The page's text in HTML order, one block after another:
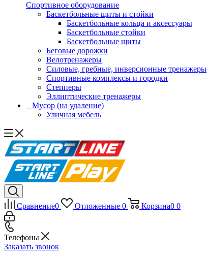
Спортивное оборудование
Баскетбольные щиты и стойки
Баскетбольные кольца и аксессуары
Баскетбольные стойки
Баскетбольные щиты
Беговые дорожки
Велотренажеры
Силовые, гребные, инверсионные тренажеры
Спортивные комплексы и городки
Степперы
Эллиптические тренажеры
_ Мусор (на удаление)
Уличная мебель
Сравнение0 Отложенные 0 Корзина0 0
Телефоны
Заказать звонок